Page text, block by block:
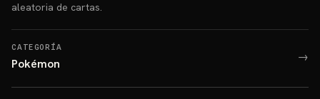
aleatoria de cartas.
CATEGORÍA
Pokémon →